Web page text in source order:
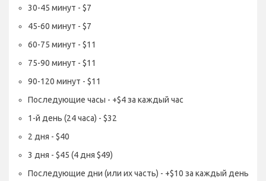
30-45 минут - $7
45-60 минут - $7
60-75 минут - $11
75-90 минут - $11
90-120 минут - $11
Последующие часы - +$4 за каждый час
1-й день (24 часа) - $32
2 дня - $40
3 дня - $45 (4 дня $49)
Последующие дни (или их часть) - +$10 за каждый день